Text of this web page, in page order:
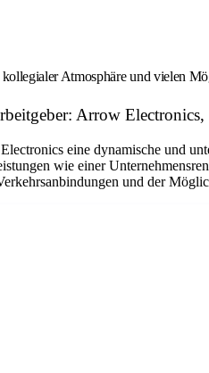
Atmosphäre und vielen
Arrow Electronics,
eine dynamische und
wie einer
und der